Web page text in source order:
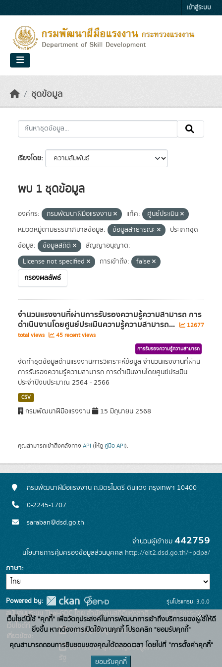
เข้าสู่ระบบ
ชุดข้อมูล
เรียงโดย
พบ 1 ชุดข้อมูล
องค์กร: กรมพัฒนาฝีมือแรงงาน แท็ค:
ศูนย์ประเมิน
หมวดหมู่ตามธรรมาภิบาลข้อมูล:
ข้อมูลสาธารณะ
ประเภทชุด
ข้อมูล:
ข้อมูลสถิติ
สัญญาอนุญาต:
License not specified
การเข้าถึง:
false
กรองผลลัพธ์
จำนวนแรงงานที่ผ่านการรับรองความรู้ความสามารถ การ
ดำเนินงานโดยศูนย์ประเมินความรู้ความสามารถ...
12677
total views
45 recent views
การรับรองความรู้ความสามารถ
จัดทำชุดข้อมูลด้านแรงงานการวิเคราะห์ข้อมูล จำนวนแรงงานที่ผ่าน
การรับรองความรู้ความสามารถ การดำเนินงานโดยศูนย์ประเมิน
ประจำปีงบประมาณ 2564 - 2566
CSV
กรมพัฒนาฝีมือแรงงาน 15 มิถุนายน 2568
คุณสามารถเข้าถึงคลังทาง API (ให้ดู คู่มือ API).
กรมพัฒนาฝีมือแรงงาน ถ.มิตรไมตรี ดินแดง กรุงเทพฯ 10400
0-2245-1707
saraban@dsd.go.th
จำนวนผู้เข้าชม 442759
นโยบายการคุ้มครองข้อมูลส่วนบุคคล http://eit2.dsd.go.th/~pdpa/
ภาษา
Powered by:
สนับสนุนระบบ Thai-GDC โดย สำนักงานสถิติแห่งชาติ
เว็บไซต์ที่
เกี่ยวข้อง:
ระบบบัญชีข้อมูลภาครัฐ
บริการนามานุกรมบัญชีข้อมูลภาค
รุ่นโปรแกรม: 3.0.0
วันที่: 2025-06-
10
เว็บไซต์นี้ใช้ "คุกกี้" เพื่อวัตถุประสงค์ในการพัฒนาการเข้าถึงบริการของผู้ใช้ให้ดี
ยิ่งขึ้น หากต้องการเปิดใช้งานคุกกี้ โปรดคลิก "ยอมรับคุกกี้"
คุณสามารถถอนการยินยอมของคุณได้ตลอดเวลา โดยไปที่ "การตั้งค่าคุกกี้"
ยอมรับคุกกี้
x